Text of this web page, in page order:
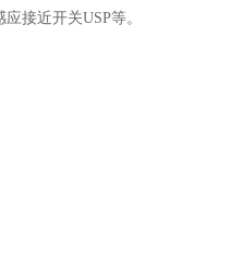
接近开关USP等。